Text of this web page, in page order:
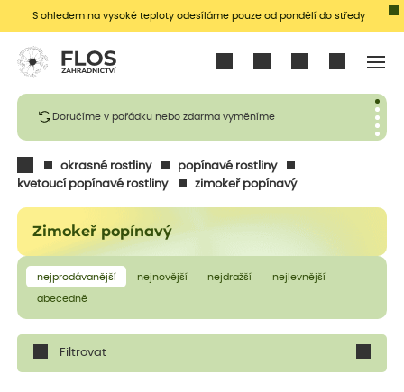
S ohledem na vysoké teploty odesíláme pouze od pondělí do středy
Doručíme v pořádku nebo zdarma vyměníme
okrasné rostliny
popínavé rostliny
kvetoucí popínavé rostliny
zimokeř popínavý
Zimokeř popínavý
nejprodávanější nejnovější nejdražší nejlevnější
abecedně
Filtrovat